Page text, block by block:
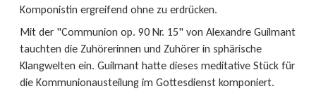
Komponistin ergreifend ohne zu erdrücken.
Mit der "Communion op. 90 Nr. 15" von Alexandre Guilmant
tauchten die Zuhörerinnen und Zuhörer in sphärische
Klangwelten ein. Guilmant hatte dieses meditative Stück für
die Kommunionausteilung im Gottesdienst komponiert.